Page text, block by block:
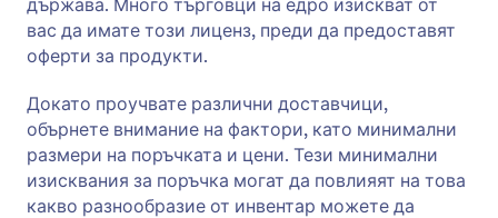
държава. Много търговци на едро изискват от
вас да имате този лиценз, преди да предоставят
оферти за продукти.
Докато проучвате различни доставчици,
обърнете внимание на фактори, като минимални
размери на поръчката и цени. Тези минимални
изисквания за поръчка могат да повлияят на това
какво разнообразие от инвентар можете да